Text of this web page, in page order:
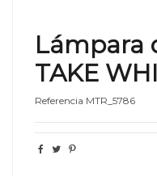
Lámpara
TAKE
Referencia MTR_5786